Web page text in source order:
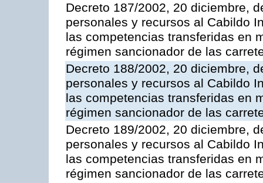
Decreto 187/2002, 20 diciembre,
personales y recursos al Cabildo
las competencias transferidas en
régimen sancionador de las
Decreto 188/2002, 20 diciembre,
personales y recursos al Cabildo
las competencias transferidas en
régimen sancionador de las
Decreto 189/2002, 20 diciembre,
personales y recursos al Cabildo
las competencias transferidas en
régimen sancionador de las